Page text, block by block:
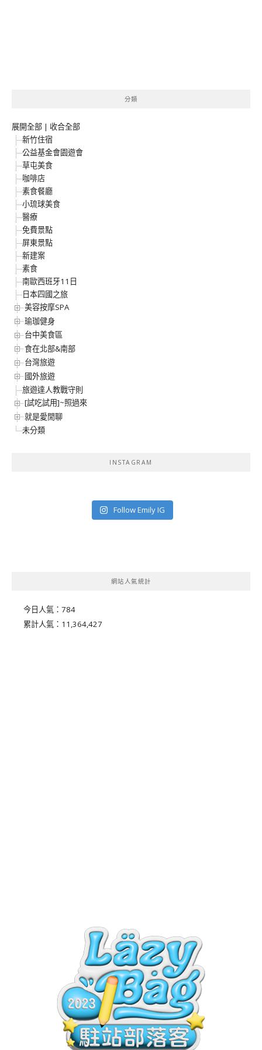
分類
展開全部 | 收合全部
新竹住宿
公益基金會園遊會
草屯美食
咖啡店
素食餐廳
小琉球美食
醫療
免費景點
屏東景點
新建案
素食
南歐西班牙11日
日本四國之旅
美容按摩SPA
瑜珈健身
台中美食區
食在北部&南部
台灣旅遊
國外旅遊
旅遊達人教戰守則
[試吃試用]~照過來
就是愛閒聊
未分類
INSTAGRAM
Follow Emily IG
網站人氣統計
今日人氣： 784
累計人氣： 11,364,427